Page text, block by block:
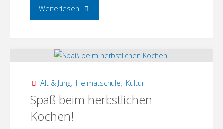
Weiterlesen "Einweihung
Tafel
Historienwanderweg
Alt & Jung, Heimatschule, Kultur
Spaß beim herbstlichen
Kochen!